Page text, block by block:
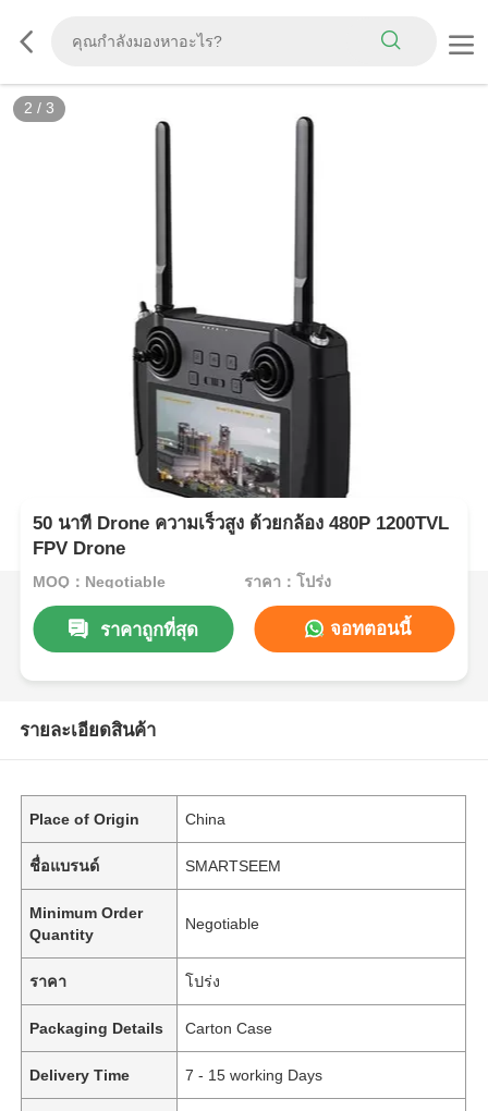
2 / 3
50 นาที Drone ความเร็วสูง ด้วยกล้อง 480P 1200TVL
FPV Drone
MOQ：Negotiable ราคา：โปร่ง
ราคาถูกที่สุด จอทตอนนี้
รายละเอียดสินค้า
Place of Origin China
ชื่อแบรนด์ SMARTSEEM
Minimum Order
Quantity
Negotiable
ราคา โปร่ง
Packaging Details Carton Case
Delivery Time 7 - 15 working Days